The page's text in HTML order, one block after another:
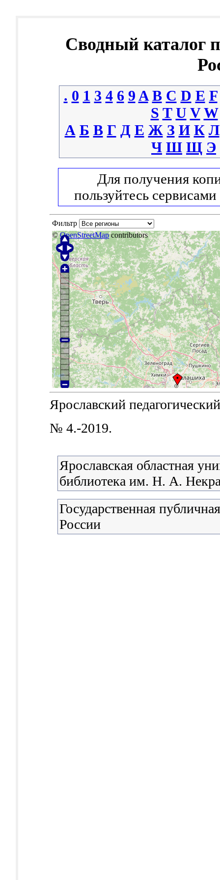
Сводный каталог
. 0 1 3 4 6 9 A B C D E F
S T U V W
А Б В Г Д Е Ж З И К Л
Ч Ш Щ Э
Для получения
пользуйтесь сервисами
Фильтр
©OpenStreetMapcontributors
Ярославский
№ 4.-2019.
Ярославская областная
библиотека им. Н. А.
Государственная
России